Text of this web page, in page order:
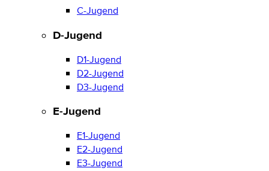
C-Jugend
D-Jugend
D1-Jugend
D2-Jugend
D3-Jugend
E-Jugend
E1-Jugend
E2-Jugend
E3-Jugend